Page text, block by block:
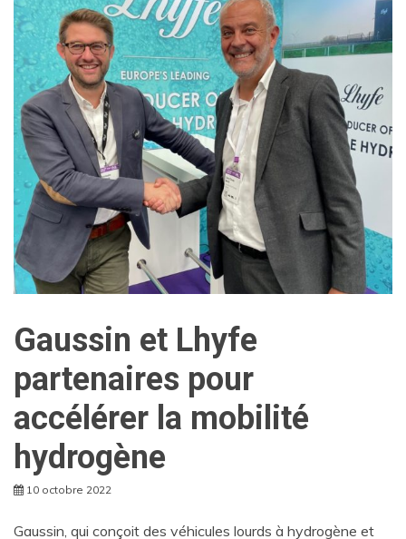
Gaussin et Lhyfe
partenaires pour
accélérer la mobilité
hydrogène
10 octobre 2022
Gaussin, qui conçoit des véhicules lourds à hydrogène et